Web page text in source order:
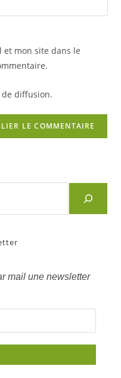
et mon site dans le
de diffusion.
mail une newsletter